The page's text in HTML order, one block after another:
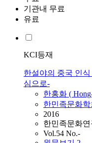
기관내 무료
유료
KCI등재
한설야의 중국 인
심으로-
한홍화 (
한민족문화학
2016
한민족문화연
Vol.54 No.-